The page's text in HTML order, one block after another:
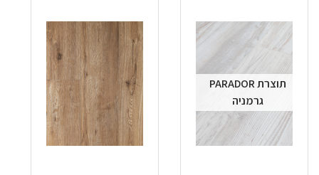
תוצרת PARADOR
גרמניה